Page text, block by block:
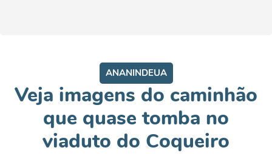
ANANINDEUA
Veja imagens do caminhão
que quase tomba no
viaduto do Coqueiro